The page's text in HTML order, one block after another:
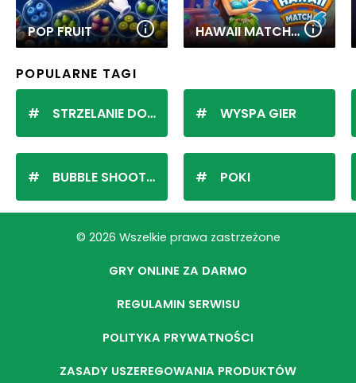
POP FRUIT HAWAII MATCH 6
POPULARNE TAGI
STRZELANIE DO KULEK
BUBBLE SHOOTER
WYSPA GIER
POKI
© 2026 Wszelkie prawa zastrzeżone
GRY ONLINE ZA DARMO
REGULAMIN SERWISU
POLITYKA PRYWATNOŚCI
ZASADY USZEREGOWANIA PRODUKTÓW